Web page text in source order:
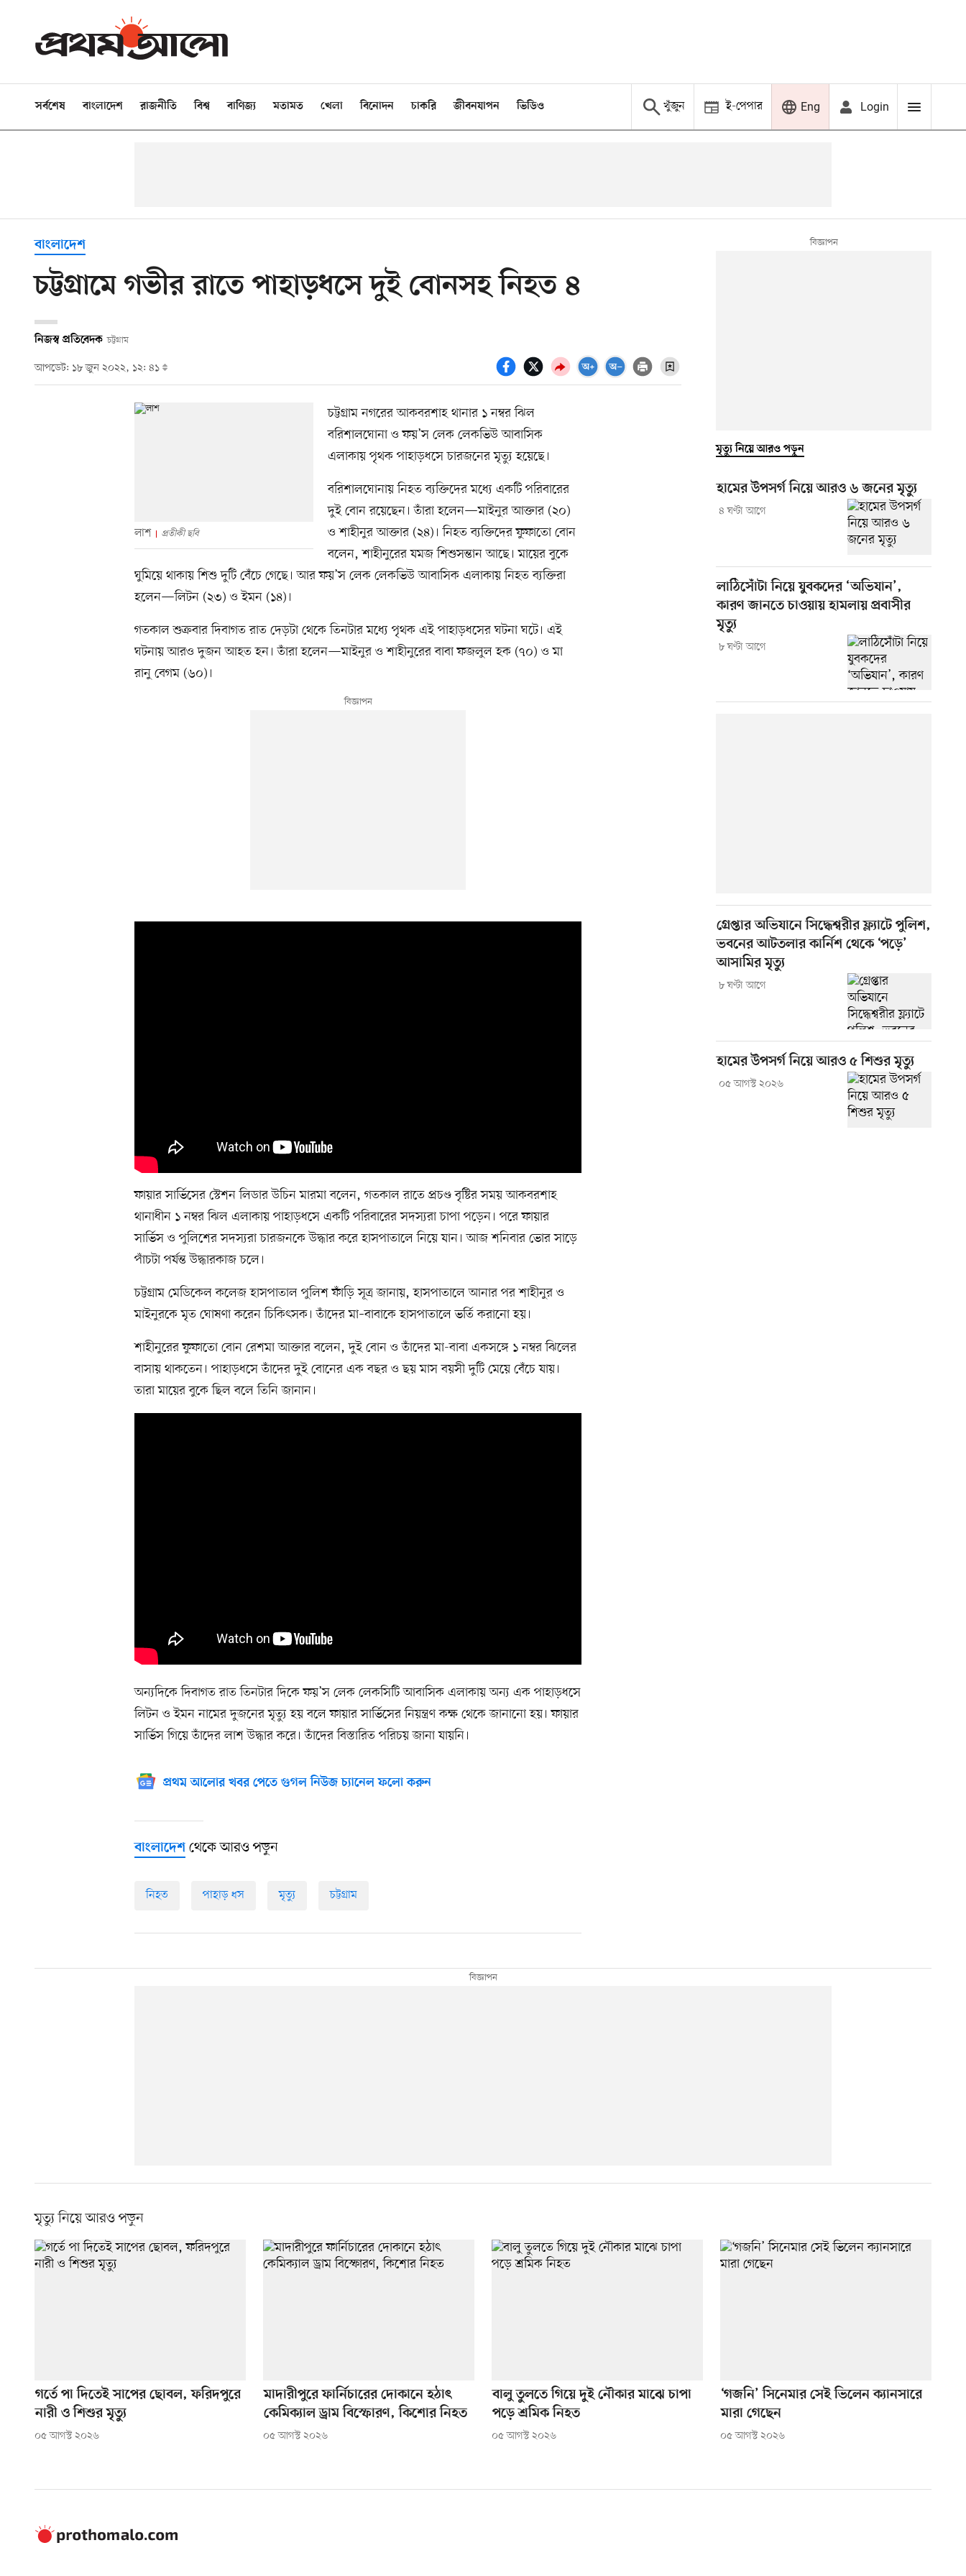
সর্বশেষ বাংলাদেশ রাজনীতি বিশ্ব বাণিজ্য মতামত খেলা বিনোদন চাকরি জীবনযাপন ভিডিও খুঁজুন ই-পেপার Eng Login
বাংলাদেশ
চট্টগ্রামে গভীর রাতে পাহাড়ধসে দুই বোনসহ নিহত ৪
নিজস্ব প্রতিবেদক চট্টগ্রাম
আপডেট: ১৮ জুন ২০২২, ১২: ৪১
লাশ প্রতীকী ছবি
চট্টগ্রাম নগরের আকবরশাহ থানার ১ নম্বর ঝিল
বরিশালঘোনা ও ফয়’স লেক লেকভিউ আবাসিক
এলাকায় পৃথক পাহাড়ধসে চারজনের মৃত্যু হয়েছে।
বরিশালঘোনায় নিহত ব্যক্তিদের মধ্যে একটি পরিবারের
দুই বোন রয়েছেন। তাঁরা হলেন—মাইনুর আক্তার (২০)
ও শাহীনুর আক্তার (২৪)। নিহত ব্যক্তিদের ফুফাতো বোন
বলেন, শাহীনুরের যমজ শিশুসন্তান আছে। মায়ের বুকে
ঘুমিয়ে থাকায় শিশু দুটি বেঁচে গেছে। আর ফয়’স লেক লেকভিউ আবাসিক এলাকায় নিহত ব্যক্তিরা
হলেন—লিটন (২৩) ও ইমন (১৪)।
গতকাল শুক্রবার দিবাগত রাত দেড়টা থেকে তিনটার মধ্যে পৃথক এই পাহাড়ধসের ঘটনা ঘটে। এই
ঘটনায় আরও দুজন আহত হন। তাঁরা হলেন—মাইনুর ও শাহীনুরের বাবা ফজলুল হক (৭০) ও মা
রানু বেগম (৬০)।
ফায়ার সার্ভিসের স্টেশন লিডার উচিন মারমা বলেন, গতকাল রাতে প্রচণ্ড বৃষ্টির সময় আকবরশাহ
থানাধীন ১ নম্বর ঝিল এলাকায় পাহাড়ধসে একটি পরিবারের সদস্যরা চাপা পড়েন। পরে ফায়ার
সার্ভিস ও পুলিশের সদস্যরা চারজনকে উদ্ধার করে হাসপাতালে নিয়ে যান। আজ শনিবার ভোর সাড়ে
পাঁচটা পর্যন্ত উদ্ধারকাজ চলে।
চট্টগ্রাম মেডিকেল কলেজ হাসপাতাল পুলিশ ফাঁড়ি সূত্র জানায়, হাসপাতালে আনার পর শাহীনুর ও
মাইনুরকে মৃত ঘোষণা করেন চিকিৎসক। তাঁদের মা–বাবাকে হাসপাতালে ভর্তি করানো হয়।
শাহীনুরের ফুফাতো বোন রেশমা আক্তার বলেন, দুই বোন ও তাঁদের মা-বাবা একসঙ্গে ১ নম্বর ঝিলের
বাসায় থাকতেন। পাহাড়ধসে তাঁদের দুই বোনের এক বছর ও ছয় মাস বয়সী দুটি মেয়ে বেঁচে যায়।
তারা মায়ের বুকে ছিল বলে তিনি জানান।
অন্যদিকে দিবাগত রাত তিনটার দিকে ফয়’স লেক লেকসিটি আবাসিক এলাকায় অন্য এক পাহাড়ধসে
লিটন ও ইমন নামের দুজনের মৃত্যু হয় বলে ফায়ার সার্ভিসের নিয়ন্ত্রণ কক্ষ থেকে জানানো হয়। ফায়ার
সার্ভিস গিয়ে তাঁদের লাশ উদ্ধার করে। তাঁদের বিস্তারিত পরিচয় জানা যায়নি।
প্রথম আলোর খবর পেতে গুগল নিউজ চ্যানেল ফলো করুন
বাংলাদেশ থেকে আরও পড়ুন
নিহত পাহাড় ধস মৃত্যু চট্টগ্রাম
মৃত্যু নিয়ে আরও পড়ুন
হামের উপসর্গ নিয়ে আরও ৬ জনের মৃত্যু
৪ ঘণ্টা আগে
লাঠিসোঁটা নিয়ে যুবকদের ‘অভিযান’,
কারণ জানতে চাওয়ায় হামলায় প্রবাসীর
মৃত্যু
৮ ঘণ্টা আগে
গ্রেপ্তার অভিযানে সিদ্ধেশ্বরীর ফ্ল্যাটে পুলিশ,
ভবনের আটতলার কার্নিশ থেকে ‘পড়ে’
আসামির মৃত্যু
৮ ঘণ্টা আগে
হামের উপসর্গ নিয়ে আরও ৫ শিশুর মৃত্যু
০৫ আগস্ট ২০২৬
মৃত্যু নিয়ে আরও পড়ুন
গর্তে পা দিতেই সাপের ছোবল, ফরিদপুরে
নারী ও শিশুর মৃত্যু
০৫ আগস্ট ২০২৬
মাদারীপুরে ফার্নিচারের দোকানে হঠাৎ
কেমিক্যাল ড্রাম বিস্ফোরণ, কিশোর নিহত
০৫ আগস্ট ২০২৬
বালু তুলতে গিয়ে দুই নৌকার মাঝে চাপা
পড়ে শ্রমিক নিহত
০৫ আগস্ট ২০২৬
‘গজনি’ সিনেমার সেই ভিলেন ক্যানসারে
মারা গেছেন
০৫ আগস্ট ২০২৬